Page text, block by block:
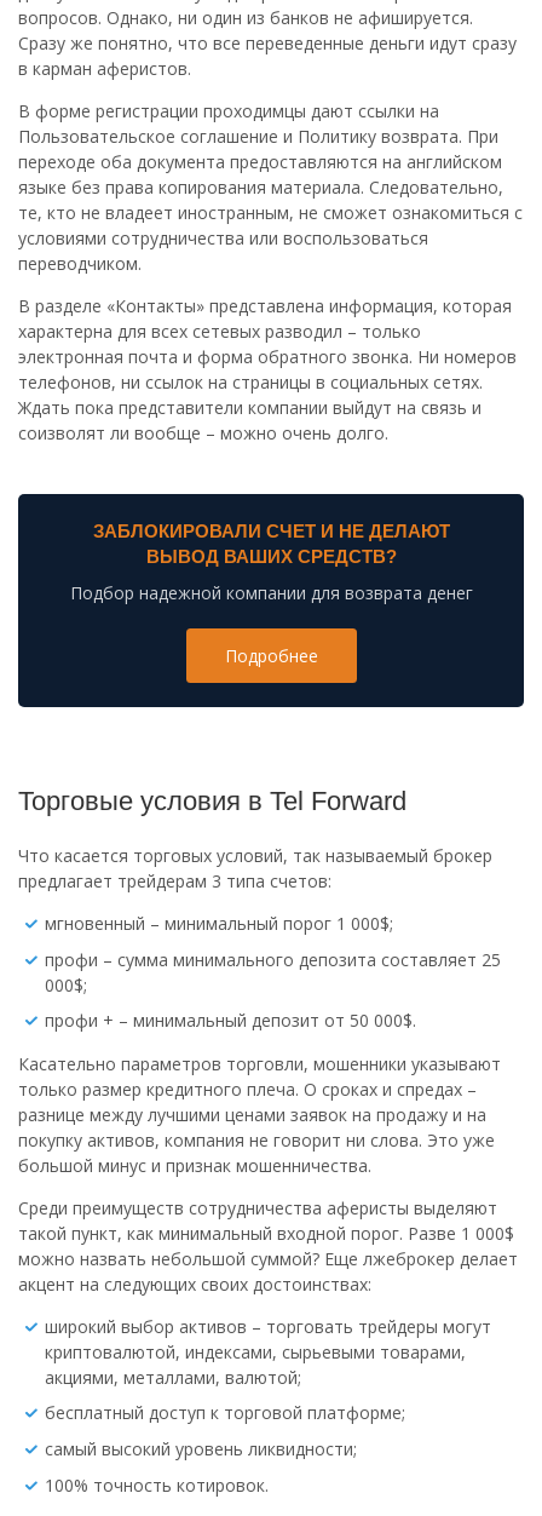
вопросов. Однако, ни один из банков не афишируется.
Сразу же понятно, что все переведенные деньги идут сразу
в карман аферистов.
В форме регистрации проходимцы дают ссылки на
Пользовательское соглашение и Политику возврата. При
переходе оба документа предоставляются на английском
языке без права копирования материала. Следовательно,
те, кто не владеет иностранным, не сможет ознакомиться с
условиями сотрудничества или воспользоваться
переводчиком.
В разделе «Контакты» представлена информация, которая
характерна для всех сетевых разводил – только
электронная почта и форма обратного звонка. Ни номеров
телефонов, ни ссылок на страницы в социальных сетях.
Ждать пока представители компании выйдут на связь и
соизволят ли вообще – можно очень долго.
ЗАБЛОКИРОВАЛИ СЧЕТ И НЕ ДЕЛАЮТ
ВЫВОД ВАШИХ СРЕДСТВ?
Подбор надежной компании для возврата денег
Подробнее
Торговые условия в Tel Forward
Что касается торговых условий, так называемый брокер
предлагает трейдерам 3 типа счетов:
мгновенный – минимальный порог 1 000$;
профи – сумма минимального депозита составляет 25
000$;
профи + – минимальный депозит от 50 000$.
Касательно параметров торговли, мошенники указывают
только размер кредитного плеча. О сроках и спредах –
разнице между лучшими ценами заявок на продажу и на
покупку активов, компания не говорит ни слова. Это уже
большой минус и признак мошенничества.
Среди преимуществ сотрудничества аферисты выделяют
такой пункт, как минимальный входной порог. Разве 1 000$
можно назвать небольшой суммой? Еще лжеброкер делает
акцент на следующих своих достоинствах:
широкий выбор активов – торговать трейдеры могут
криптовалютой, индексами, сырьевыми товарами,
акциями, металлами, валютой;
бесплатный доступ к торговой платформе;
самый высокий уровень ликвидности;
100% точность котировок.